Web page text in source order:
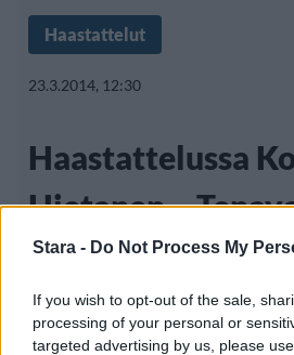
Stara - Do Not Process My
If you wish to opt-out of the sale,
processing of your personal or
targeted advertising by us, please
Haastattelut
23.3.2014, 12:30
Haastattelussa
Hietanen –
vuoden takaa
Vuonna 1994 Tenavatähti-